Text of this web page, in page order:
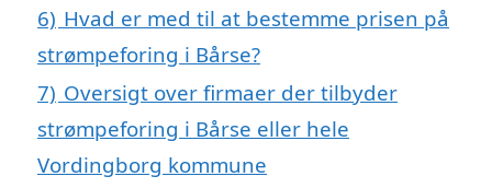
6) Hvad er med til at bestemme prisen på
strømpeforing i Bårse?
7) Oversigt over firmaer der tilbyder
strømpeforing i Bårse eller hele
Vordingborg kommune